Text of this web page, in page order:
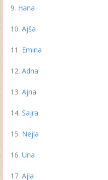
Hana
Ajša
Emina
Adna
Ajna
Sajra
Nejla
Una
Ajla